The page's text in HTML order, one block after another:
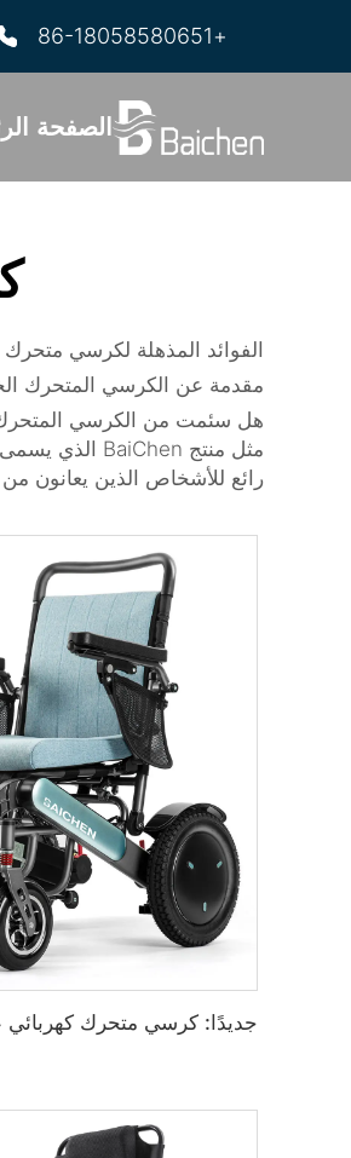
+86-18058580651
الصفحة
الفوائد المذهلة لكرسي
مقدمة عن الكرسي المتحرك
هل سئمت من الكرسي المتحرك
مثل منتج BaiChen الذي يسمى
رائع للأشخاص الذين يعانون